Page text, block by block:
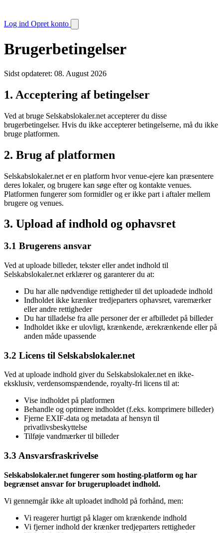
Log ind Opret konto
Brugerbetingelser
Sidst opdateret: 08. August 2026
1. Acceptering af betingelser
Ved at bruge Selskabslokaler.net accepterer du disse
brugerbetingelser. Hvis du ikke accepterer betingelserne, må du ikke
bruge platformen.
2. Brug af platformen
Selskabslokaler.net er en platform hvor venue-ejere kan præsentere
deres lokaler, og brugere kan søge efter og kontakte venues.
Platformen fungerer som formidler og er ikke part i aftaler mellem
brugere og venues.
3. Upload af indhold og ophavsret
3.1 Brugerens ansvar
Ved at uploade billeder, tekster eller andet indhold til
Selskabslokaler.net erklærer og garanterer du at:
Du har alle nødvendige rettigheder til det uploadede indhold
Indholdet ikke krænker tredjeparters ophavsret, varemærker
eller andre rettigheder
Du har tilladelse fra alle personer der er afbilledet på billeder
Indholdet ikke er ulovligt, krænkende, ærekrænkende eller på
anden måde upassende
3.2 Licens til Selskabslokaler.net
Ved at uploade indhold giver du Selskabslokaler.net en ikke-
eksklusiv, verdensomspændende, royalty-fri licens til at:
Vise indholdet på platformen
Behandle og optimere indholdet (f.eks. komprimere billeder)
Fjerne EXIF-data og metadata af hensyn til
privatlivsbeskyttelse
Tilføje vandmærker til billeder
3.3 Ansvarsfraskrivelse
Selskabslokaler.net fungerer som hosting-platform og har
begrænset ansvar for brugeruploadet indhold.
Vi gennemgår ikke alt uploadet indhold på forhånd, men:
Vi reagerer hurtigt på klager om krænkende indhold
Vi fjerner indhold der krænker tredjeparters rettigheder